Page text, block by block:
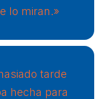
lo miran.»
tarde
hecha para